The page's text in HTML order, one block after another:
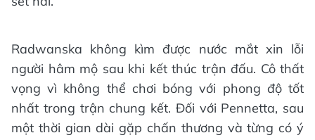
Radwanska không kìm được nước mắt xin lỗi
người hâm mộ sau khi kết thúc trận đấu. Cô thất
vọng vì không thể chơi bóng với phong độ tốt
nhất trong trận chung kết. Đối với Pennetta, sau
một thời gian dài gặp chấn thương và từng có ý